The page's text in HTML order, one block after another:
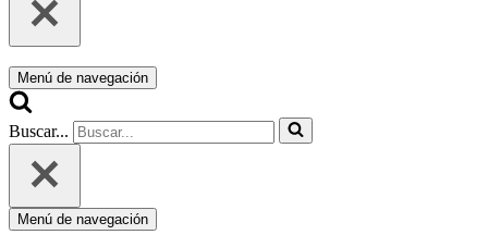
Menú de navegación
Buscar...
Menú de navegación